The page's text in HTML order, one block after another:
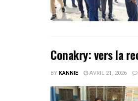
Conakry: vers la
BYKANNIE AVRIL 21, 2026